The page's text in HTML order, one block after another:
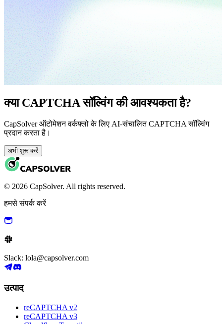
क्या CAPTCHA सॉल्विंग की आवश्यकता है?
CapSolver ऑटोमेशन वर्कफ़्लो के लिए AI-संचालित CAPTCHA सॉल्विंग
प्रदान करता है।
अभी शुरू करें
© 2026 CapSolver. All rights reserved.
हमसे संपर्क करें
Slack: lola@capsolver.com
उत्पाद
reCAPTCHA v2
reCAPTCHA v3